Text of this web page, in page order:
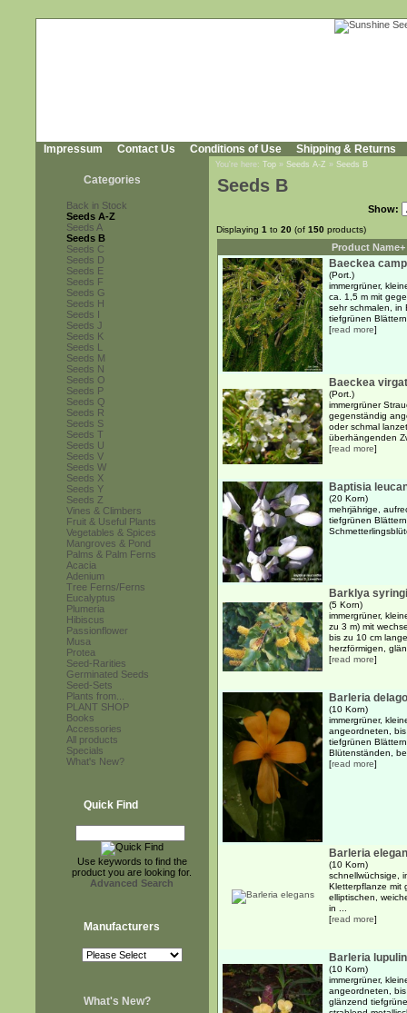
Impressum Contact Us Conditions of Use Shipping & Returns
Categories
Back in Stock
Seeds A-Z
Seeds A
Seeds B
Seeds C
Seeds D
Seeds E
Seeds F
Seeds G
Seeds H
Seeds I
Seeds J
Seeds K
Seeds L
Seeds M
Seeds N
Seeds O
Seeds P
Seeds Q
Seeds R
Seeds S
Seeds T
Seeds U
Seeds V
Seeds W
Seeds X
Seeds Y
Seeds Z
Vines & Climbers
Fruit & Useful Plants
Vegetables & Spices
Mangroves & Pond
Palms & Palm Ferns
Acacia
Adenium
Tree Ferns/Ferns
Eucalyptus
Plumeria
Hibiscus
Passionflower
Musa
Protea
Seed-Rarities
Germinated Seeds
Seed-Sets
Plants from...
PLANT SHOP
Books
Accessories
All products
Specials
What's New?
Quick Find
Use keywords to find the
product you are looking for.
Advanced Search
Manufacturers
What's New?
You're here: Top » Seeds A-Z » Seeds B
Seeds B
Show:
Displaying 1 to 20 (of 150 products)
Product Name+
Baeckea
(Port.)
immergrüner,
ca. 1,5 m mit
sehr schmalen, in
tiefgrünen
[read more]
Baeckea
(Port.)
immergrüner
gegenständig
oder schmal
überhängenden
[read more]
Baptisia
(20 Korn)
mehrjährige,
tiefgrünen
Barklya
(5 Korn)
immergrüner,
zu 3 m) mit
bis zu 10 cm
herzförmigen,
[read more]
Barleria
(10 Korn)
immergrüner,
angeordneten,
tiefgrünen
Blütenständen,
[read more]
Barleria
(10 Korn)
schnellwüchsige,
Kletterpflanze mit
elliptischen,
in ...
[read more]
Barleria
(10 Korn)
immergrüner,
angeordneten,
glänzend